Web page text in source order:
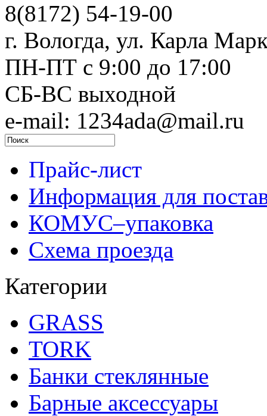
8(8172) 54-19-00
г. Вологда, ул. Карла
ПН-ПТ c 9:00 до 17:00
СБ-ВС выходной
e-mail: 1234ada@mail.ru
Прайс-лист
Информация для
КОМУС–упаковка
Схема проезда
Категории
GRASS
TORK
Банки стеклянные
Барные аксессуары